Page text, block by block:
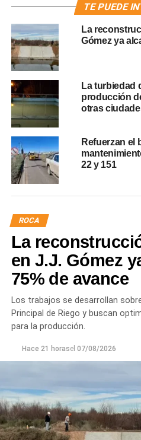
TE PUEDE
La
Gómez ya
La turbiedad
producción
otras
Refuerzan el
22 y 151
ROCA
La
en J.J. Gómez
75% de avance
Los trabajos se desarrollan
Principal de Riego y buscan
para la producción.
Hace 21 horasel 07/08/2026